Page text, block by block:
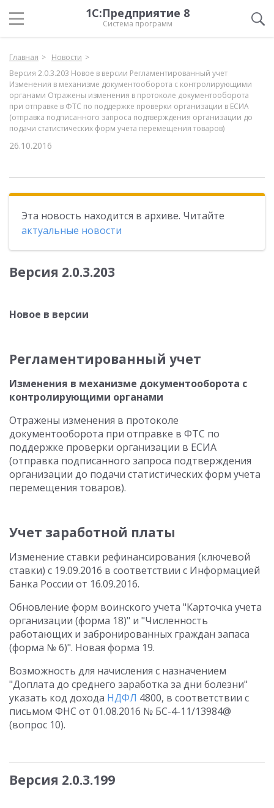
1С:Предприятие 8
Система программ
Главная
Новости
Версия 2.0.3.203 Новое в версии Регламентированный учет
Изменения в механизме документооборота с контролирующими
органами Отражены изменения в протоколе документооборота
при отправке в ФТС по поддержке проверки организации в ЕСИА
(отправка подписанного запроса подтверждения организации до
подачи статистических форм учета перемещения товаров)
26.10.2016
Эта новость находится в архиве. Читайте
актуальные новости
Версия 2.0.3.203
Новое в версии
Регламентированный учет
Изменения в механизме документооборота с
контролирующими органами
Отражены изменения в протоколе
документооборота при отправке в ФТС по
поддержке проверки организации в ЕСИА
(отправка подписанного запроса подтверждения
организации до подачи статистических форм учета
перемещения товаров).
Учет заработной платы
Изменение ставки рефинансирования (ключевой
ставки) с 19.09.2016 в соответствии с Информацией
Банка России от 16.09.2016.
Обновление форм воинского учета "Карточка учета
организации (форма 18)" и "Численность
работающих и забронированных граждан запаса
(форма № 6)". Новая форма 19.
Возможность для начисления с назначением
"Доплата до среднего заработка за дни болезни"
указать код дохода НДФЛ 4800, в соответствии с
письмом ФНС от 01.08.2016 № БС-4-11/13984@
(вопрос 10).
Версия 2.0.3.199